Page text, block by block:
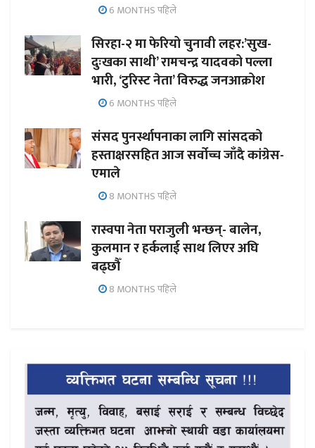
6 MONTHS पहिले
सिरहा-२ मा फेरियो चुनावी लहर:’सुख-
दुःखका साथी’ रामचन्द्र यादवको पल्ला
भारी, ‘टुरिस्ट नेता’ विरुद्ध जनआक्रोश
6 MONTHS पहिले
संसद पुनर्स्थापनाका लागि सांसदको
हस्ताक्षरसहित आज सर्वोच्च जाँदै कांग्रेस-
एमाले
8 MONTHS पहिले
रास्वपा नेता पराजुली भन्छन्- बालेन,
कुलमान र हर्कलाई साथ लिएर अघि
बढ्छौँ
8 MONTHS पहिले